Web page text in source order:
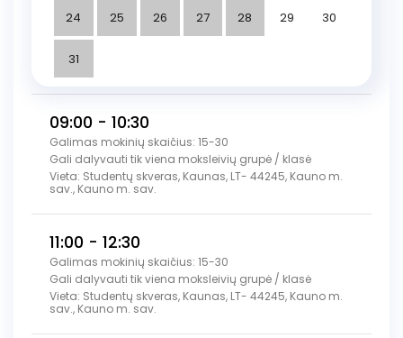
24 25 26 27 28 29 30
31
09:00 - 10:30
Galimas mokinių skaičius: 15-30
Gali dalyvauti tik viena moksleivių grupė / klasė
Vieta: Studentų skveras, Kaunas, LT- 44245, Kauno m.
sav., Kauno m. sav.
11:00 - 12:30
Galimas mokinių skaičius: 15-30
Gali dalyvauti tik viena moksleivių grupė / klasė
Vieta: Studentų skveras, Kaunas, LT- 44245, Kauno m.
sav., Kauno m. sav.